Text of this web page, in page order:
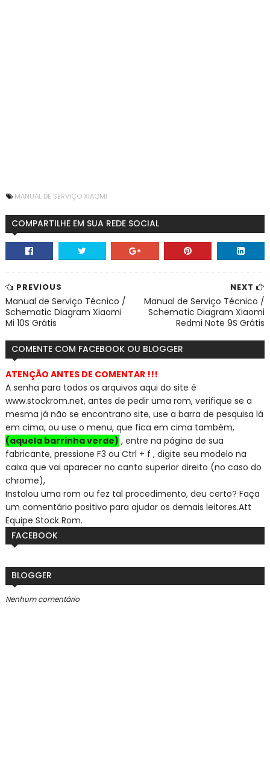
MANUAL DE SERVIÇO XIAOMI
COMPARTILHE EM SUA REDE SOCIAL
NEXT
Manual de Serviço Técnico /
Schematic Diagram Xiaomi
Redmi Note 9S Grátis
PREVIOUS
Manual de Serviço Técnico /
Schematic Diagram Xiaomi
Mi 10S Grátis
COMENTE COM FACEBOOK OU BLOGGER
ATENÇÃO ANTES DE COMENTAR !!!
A senha para todos os arquivos aqui do site é
www.stockrom.net, antes de pedir uma rom, verifique se a
mesma já não se encontrano site, use a barra de pesquisa lá
em cima, ou use o menu, que fica em cima também,
(aquela barrinha verde) , entre na página de sua
fabricante, pressione F3 ou Ctrl + f , digite seu modelo na
caixa que vai aparecer no canto superior direito (no caso do
chrome),
Instalou uma rom ou fez tal procedimento, deu certo? Faça
um comentário positivo para ajudar os demais leitores.Att
Equipe Stock Rom.
FACEBOOK
BLOGGER
Nenhum comentário